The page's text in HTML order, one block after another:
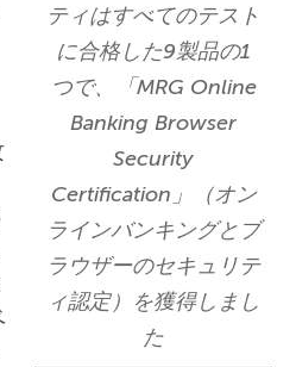
ティはすべてのテスト
に合格した9製品の1
つで、「MRG Online
Banking Browser
Security
Certification」（オン
ラインバンキングとブ
ラウザーのセキュリテ
ィ認定）を獲得しまし
た